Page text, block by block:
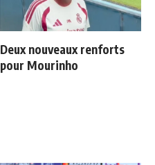
Deux nouveaux renforts
pour Mourinho